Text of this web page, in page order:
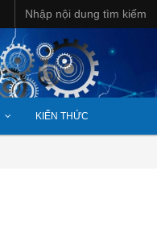
KIẾN THỨC